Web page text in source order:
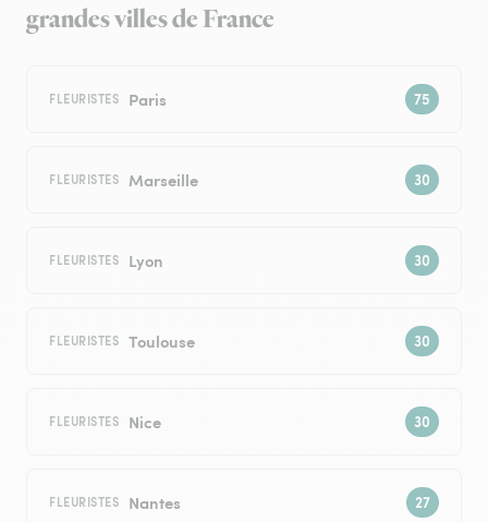
grandes villes de France
FLEURISTES Paris
FLEURISTES Marseille
FLEURISTES Lyon
FLEURISTES Toulouse
FLEURISTES Nice
FLEURISTES Nantes